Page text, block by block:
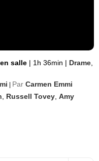
en salle | 1h 36min | Drame
| Par Carmen Emmi
Russell Tovey ,Amy